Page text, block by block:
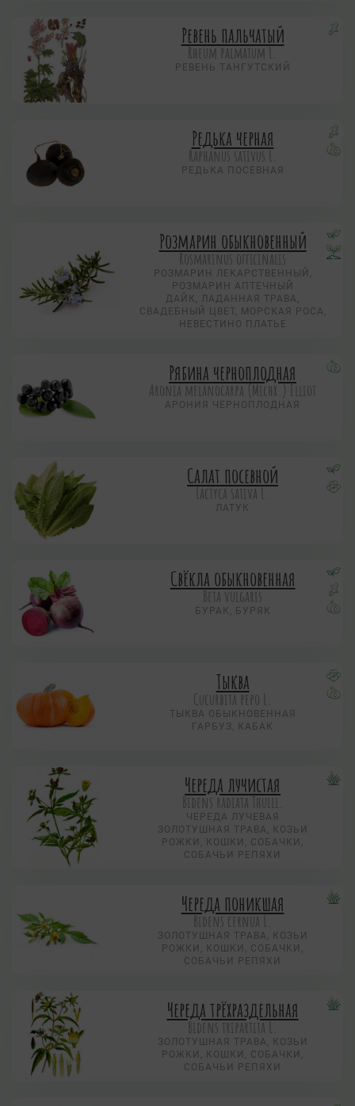
Ревень пальчатый
Rheum palmatum L.
РЕВЕНЬ ТАНГУТСКИЙ
Редька черная
Raphanus sativus L.
РЕДЬКА ПОСЕВНАЯ
Розмарин обыкновенный
Rosmarinus officinalis
РОЗМАРИН ЛЕКАРСТВЕННЫЙ,
РОЗМАРИН АПТЕЧНЫЙ
ДАЙК, ЛАДАННАЯ ТРАВА,
СВАДЕБНЫЙ ЦВЕТ, МОРСКАЯ РОСА,
НЕВЕСТИНО ПЛАТЬЕ
Рябина черноплодная
Aronia melanocarpa (Michx.) Elliot
АРОНИЯ ЧЕРНОПЛОДНАЯ
Салат посевной
Lactyca sativa L.
ЛАТУК
Свёкла обыкновенная
Beta vulgaris
БУРАК, БУРЯК
Тыква
Cucurbita pepo L.
ТЫКВА ОБЫКНОВЕННАЯ
ГАРБУЗ, КАБАК
Череда лучистая
Bidens radiata Thuill.
ЧЕРЕДА ЛУЧЕВАЯ
ЗОЛОТУШНАЯ ТРАВА, КОЗЬИ
РОЖКИ, КОШКИ, СОБАЧКИ,
СОБАЧЬИ РЕПЯХИ
Череда поникшая
Bidens cernua L.
ЗОЛОТУШНАЯ ТРАВА, КОЗЬИ
РОЖКИ, КОШКИ, СОБАЧКИ,
СОБАЧЬИ РЕПЯХИ
Череда трёхраздельная
Bidens tripartita L.
ЗОЛОТУШНАЯ ТРАВА, КОЗЬИ
РОЖКИ, КОШКИ, СОБАЧКИ,
СОБАЧЬИ РЕПЯХИ